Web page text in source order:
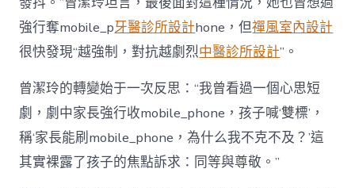
強行奪mobile_p牙醫診所設計hone，但禪風室內設計
很快發現“越強制，對抗越劇烈中醫診所設計”。
曾潔玲的轉變始于一次反思：“我曾看過一個心思短
劇，劇中家長強行收mobile_phone，孩子喊‘雙標’，
稱‘家長能刷mobile_phone，為什么我不克不及？’這
其實裸露了孩子的焦點訴求：同等與尊敬。”